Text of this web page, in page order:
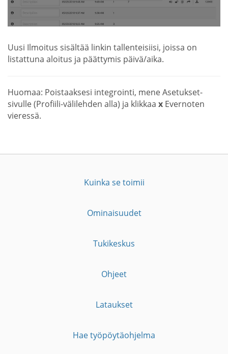
Uusi Ilmoitus sisältää linkin tallenteisiisi, joissa on
listattuna aloitus ja päättymis päivä/aika.
Huomaa: Poistaaksesi integrointi, mene Asetukset-
sivulle (Profiili-välilehden alla) ja klikkaa x Evernoten
vieressä.
Kuinka se toimii
Ominaisuudet
Tukikeskus
Ohjeet
Lataukset
Hae työpöytäohjelma